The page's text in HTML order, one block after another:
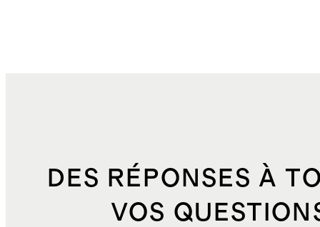
DES RÉPONSES À
VOS